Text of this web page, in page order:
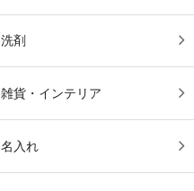
洗剤
雑貨・インテリア
名入れ